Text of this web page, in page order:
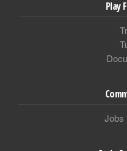
Play
Jobs